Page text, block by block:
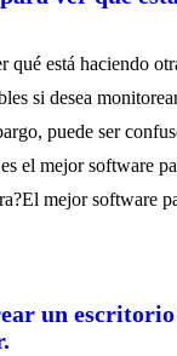
qué está haciendo
si desea
puede ser
el mejor software
mejor software
un